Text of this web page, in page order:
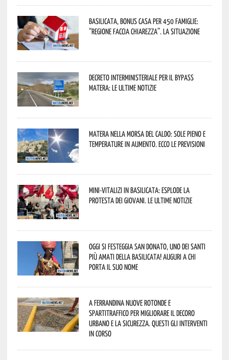
Basilicata, Bonus casa per 450 famiglie:
“Regione faccia chiarezza”. La situazione
Decreto interministeriale per il Bypass
Matera: le ultime notizie
Matera nella morsa del caldo: sole pieno e
temperature in aumento. Ecco le previsioni
Mini-vitalizi in Basilicata: esplode la
protesta dei giovani. Le ultime notizie
Oggi si festeggia San Donato, uno dei Santi
più amati della Basilicata! Auguri a chi
porta il suo nome
A Ferrandina nuove rotonde e
spartitraffico per migliorare il decoro
urbano e la sicurezza. Questi gli interventi
in corso